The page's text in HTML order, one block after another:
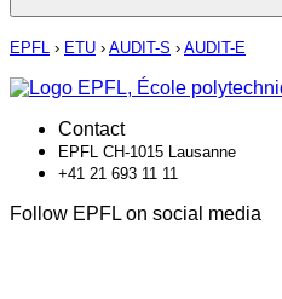
EPFL › ETU › AUDIT-S › AUDIT-E
Contact
EPFL CH-1015 Lausanne
+41 21 693 11 11
Follow EPFL on social media